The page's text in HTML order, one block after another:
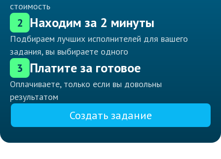
стоимость
2 Находим за 2 минуты
Подбираем лучших исполнителей для вашего
задания, вы выбираете одного
3 Платите за готовое
Оплачиваете, только если вы довольны
результатом
Создать задание